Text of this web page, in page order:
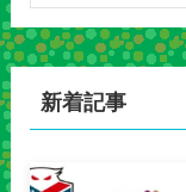
新着記事